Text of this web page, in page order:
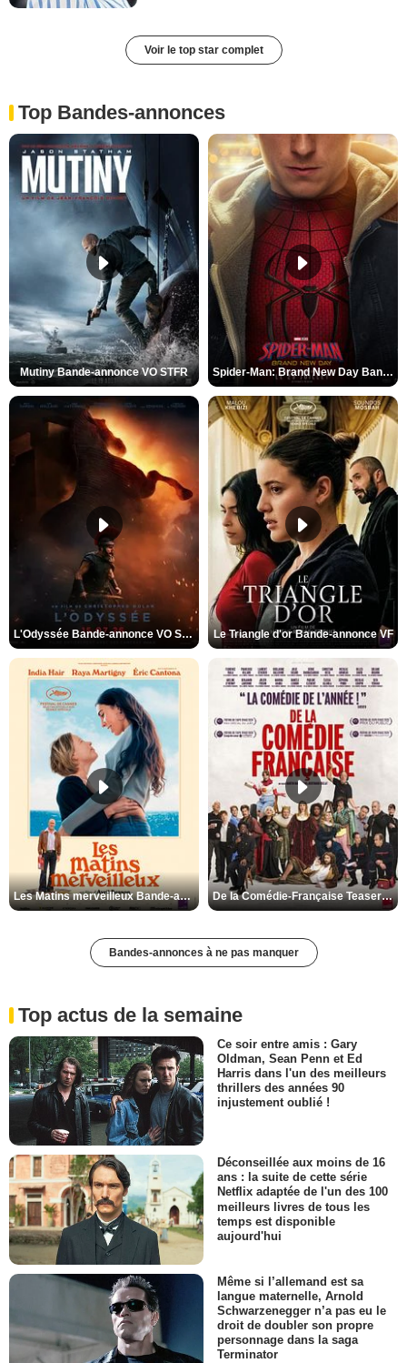
Voir le top star complet
Top Bandes-annonces
Mutiny Bande-annonce VO STFR Spider-Man: Brand New Day Bande-annonce VO STFR
L'Odyssée Bande-annonce VO STFR Le Triangle d'or Bande-annonce VF
Les Matins merveilleux Bande-annonce VF De la Comédie-Française Teaser VF
Bandes-annonces à ne pas manquer
Top actus de la semaine
Ce soir entre amis : Gary
Oldman, Sean Penn et Ed
Harris dans l'un des meilleurs
thrillers des années 90
injustement oublié !
Déconseillée aux moins de 16
ans : la suite de cette série
Netflix adaptée de l'un des 100
meilleurs livres de tous les
temps est disponible
aujourd'hui
Même si l’allemand est sa
langue maternelle, Arnold
Schwarzenegger n’a pas eu le
droit de doubler son propre
personnage dans la saga
Terminator